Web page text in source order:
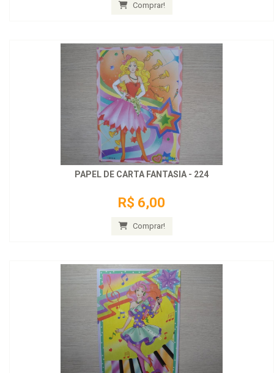
Comprar!
PAPEL DE CARTA FANTASIA - 224
R$ 6,00
Comprar!